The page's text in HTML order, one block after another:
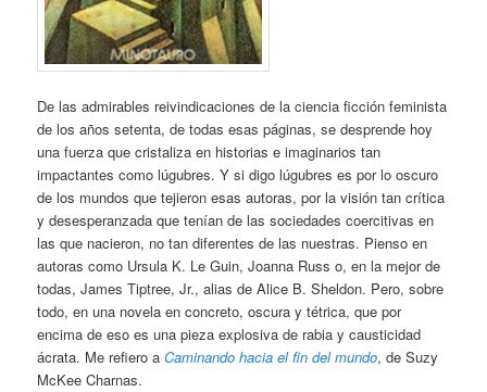
De las admirables reivindicaciones de la ciencia ficción feminista
de los años setenta, de todas esas páginas, se desprende hoy
una fuerza que cristaliza en historias e imaginarios tan
impactantes como lúgubres. Y si digo lúgubres es por lo oscuro
de los mundos que tejieron esas autoras, por la visión tan crítica
y desesperanzada que tenían de las sociedades coercitivas en
las que nacieron, no tan diferentes de las nuestras. Pienso en
autoras como Ursula K. Le Guin, Joanna Russ o, en la mejor de
todas, James Tiptree, Jr., alias de Alice B. Sheldon. Pero, sobre
todo, en una novela en concreto, oscura y tétrica, que por
encima de eso es una pieza explosiva de rabia y causticidad
ácrata. Me refiero aCaminando hacia el fin del mundo, de Suzy
McKee Charnas.